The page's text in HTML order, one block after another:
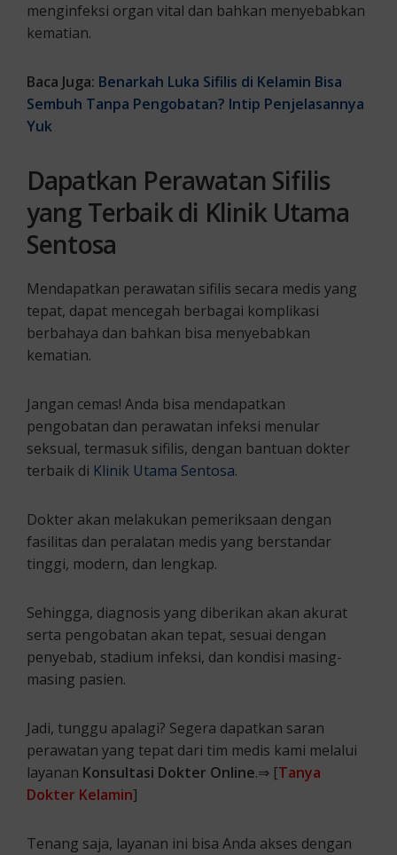
menginfeksi organ vital dan bahkan menyebabkan
kematian.
Baca Juga: Benarkah Luka Sifilis di Kelamin Bisa
Sembuh Tanpa Pengobatan? Intip Penjelasannya
Yuk
Dapatkan Perawatan Sifilis
yang Terbaik di Klinik Utama
Sentosa
Mendapatkan perawatan sifilis secara medis yang
tepat, dapat mencegah berbagai komplikasi
berbahaya dan bahkan bisa menyebabkan
kematian.
Jangan cemas! Anda bisa mendapatkan
pengobatan dan perawatan infeksi menular
seksual, termasuk sifilis, dengan bantuan dokter
terbaik di Klinik Utama Sentosa.
Dokter akan melakukan pemeriksaan dengan
fasilitas dan peralatan medis yang berstandar
tinggi, modern, dan lengkap.
Sehingga, diagnosis yang diberikan akan akurat
serta pengobatan akan tepat, sesuai dengan
penyebab, stadium infeksi, dan kondisi masing-
masing pasien.
Jadi, tunggu apalagi? Segera dapatkan saran
perawatan yang tepat dari tim medis kami melalui
layanan Konsultasi Dokter Online.⇒ [Tanya
Dokter Kelamin]
Tenang saja, layanan ini bisa Anda akses dengan